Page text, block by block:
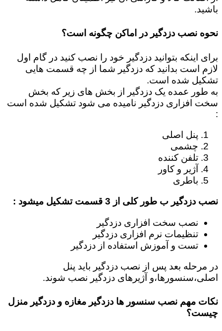
باشید.
نحوه نصب دزدگیر در اماکن چگونه است؟
برای اینکه بتوانید دزدگیر خود را نصب کنید در گام اول
لازم است بدانید که دزدگیر شما از چه قسمت هایی
تشکیل شده است.
به طور عمده یک دزدگیر از بخش های زیر که بخش
سخت افزاری دزدگیر نامیده می شود تشکیل شده است
:
پنل اصلی
چشمی
تلفن کننده
آژیر و کاور
باطری
نصب دزدگیر ب طور کلی از 3 قسمت تشکیل میشود :
نصب سخت افزاری دزدگیر
تنظیمات نرم افزاری دزدگیر
تست و آموزش استفاده از دزدگیر
در مرحله بعد پس از نصب دزدگیر باید پنل
اصلی،سنسورها،و آژیرهای دزدگیر نصب شوند.
نکات مهم نصب سنسور ها دزدگیر مغازه و دزدگیر منزل
چیست؟